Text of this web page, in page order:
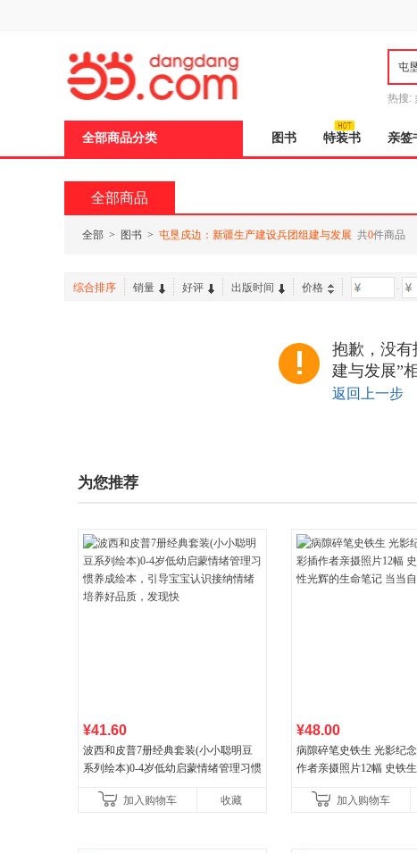
热搜:
全部商品分类 图书 特装书 亲签
全部商品
全部 > 图书 > 屯垦戍边：新疆生产建设兵团组建与发展 共0件商品
综合排序 销量 好评 出版时间 价格 -
抱歉，没有
建与发展”
返回上一步
为您推荐
¥41.60
波西和皮普7册经典套装(小小聪明豆
系列绘本)0-4岁低幼启蒙情绪管理习惯
养好品质，发现快
加入购物车 收藏
¥48.00
病隙碎笔史铁生 光影纪
作者亲摄照片12幅 史铁
加入购物车
页